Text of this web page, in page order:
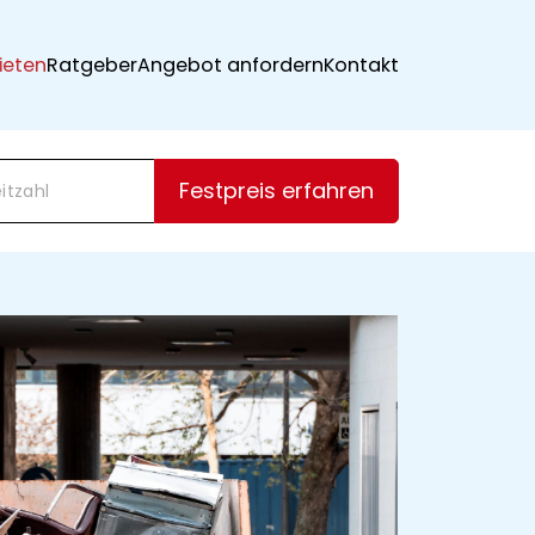
RatgeberAngebot anfordernKontakt
Festpreis erfahren